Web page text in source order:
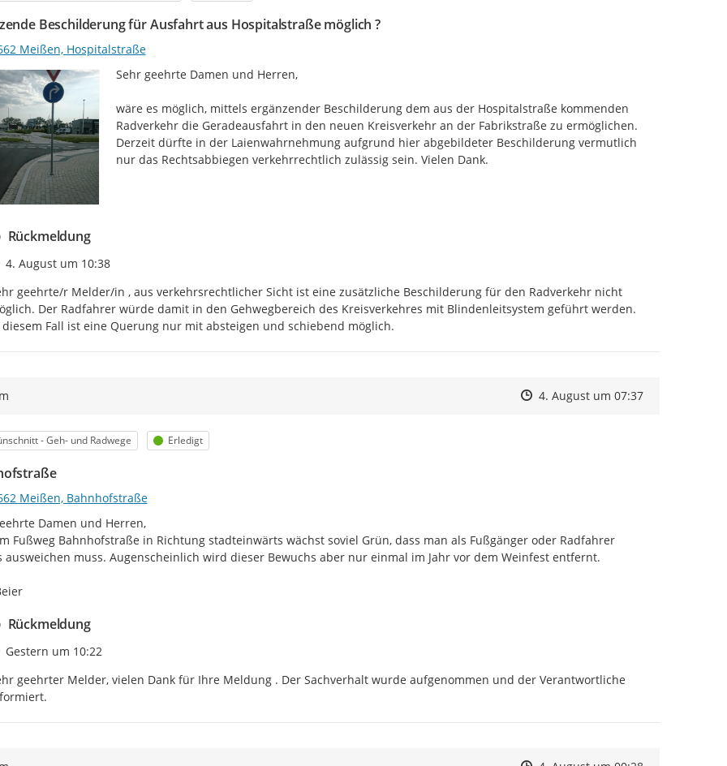
Beschilderung für Ausfahrt aus Hospitalstraße möglich ?
Meißen, Hospitalstraße
Sehr geehrte Damen und Herren,
wäre es möglich, mittels ergänzender Beschilderung dem aus der Hospitalstraße kommenden
Radverkehr die Geradeausfahrt in den neuen Kreisverkehr an der Fabrikstraße zu ermöglichen.
Derzeit dürfte in der Laienwahrnehmung aufgrund hier abgebildeter Beschilderung vermutlich
nur das Rechtsabbiegen verkehrrechtlich zulässig sein. Vielen Dank.
Rückmeldung
Zeitpunkt des Erstellens
4. August um 10:38
geehrte/r Melder/in , aus verkehrsrechtlicher Sicht ist eine zusätzliche Beschilderung für den Radverkehr nicht
Der Radfahrer würde damit in den Gehwegbereich des Kreisverkehres mit Blindenleitsystem geführt werden.
diesem Fall ist eine Querung nur mit absteigen und schiebend möglich.
Zeitpunkt des Erstellens
Zeitpunkt des Erstellens
4. August um 07:37Zur Äußerung
- Geh- und Radwege Status
Erledigt
Meißen, Bahnhofstraße
Damen und Herren,
Fußweg Bahnhofstraße in Richtung stadteinwärts wächst soviel Grün, dass man als Fußgänger oder Radfahrer
ausweichen muss. Augenscheinlich wird dieser Bewuchs aber nur einmal im Jahr vor dem Weinfest entfernt.
Rückmeldung
Zeitpunkt des Erstellens
Gestern um 10:22
geehrter Melder, vielen Dank für Ihre Meldung . Der Sachverhalt wurde aufgenommen und der Verantwortliche